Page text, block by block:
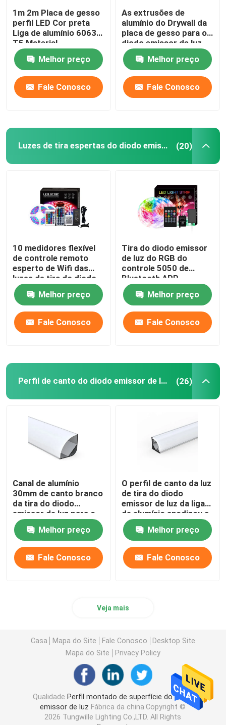
Perfis Embutido do diodo emissor de luz
Perfil do diodo emissor de luz da placa de gesso
Luzes de tira espertas do diodo emissor de luz
luzes lineares conduzidas
Tiras do diodo emissor de luz de SMD
Diodo emissor de luz Flex Light de néon
Tubo do silicone do diodo emissor de luz
1m 2m Placa de gesso
perfil LED Cor preta
Liga de alumínio 6063
T5 Material
Melhor preço
Fale Conosco
As extrusões de
alumínio do Drywall da
placa de gesso para o
diodo emissor de luz
iluminam a tampa
transparenteMelhor preço
Fale Conosco
Luzes de tira espertas do diodo emissor de luz (20)
10 medidores flexível
de controle remoto
esperto de Wifi das
luzes de tira do diodo
emissor de luz para a
decoração da casa
Melhor preço
Fale Conosco
Tira do diodo emissor
de luz do RGB do
controle 5050 de
Bluetooth APP
impermeável para a
decoração exterior
interna
Melhor preço
Fale Conosco
Perfil de canto do diodo emissor de luz (26)
Canal de alumínio
30mm de canto branco
da tira do diodo
emissor de luz para o
escritório do vestuário
Melhor preço
Fale Conosco
O perfil de canto da luz
de tira do diodo
emissor de luz da liga
de alumínio anodizou a
pintura para interno
Melhor preço
Fale Conosco
Veja mais
Casa Mapa do Site Fale Conosco
Desktop Site
Mapa do Site
Privacy Policy
Qualidade Perfil montado de superfície do diodo
emissor de luz Fábrica da china.Copyright ©
2026 Tungwille Lighting Co.,LTD. All Rights